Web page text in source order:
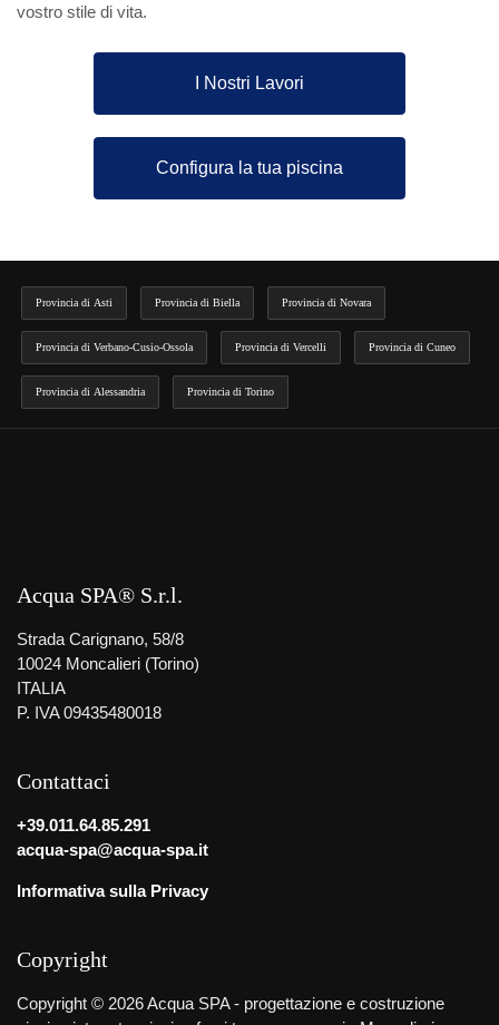
vostro stile di vita.
I Nostri Lavori
Configura la tua piscina
Provincia di Asti Provincia di Biella Provincia di Novara
Provincia di Verbano-Cusio-Ossola Provincia di Vercelli Provincia di Cuneo
Provincia di Alessandria Provincia di Torino
Acqua SPA® S.r.l.
Strada Carignano, 58/8
10024 Moncalieri (Torino)
ITALIA
P. IVA 09435480018
Contattaci
+39.011.64.85.291
acqua-spa@acqua-spa.it
Informativa sulla Privacy
Copyright
Copyright © 2026 Acqua SPA - progettazione e costruzione